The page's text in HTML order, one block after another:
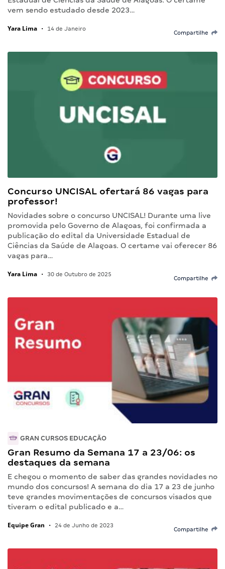
vem sendo estudado desde 2023…
Yara Lima • 14 de Janeiro
Compartilhe
Concurso UNCISAL ofertará 86 vagas para
professor!
Novidades sobre o concurso UNCISAL! Durante uma live
promovida pelo Governo de Alagoas, foi confirmada a
publicação do edital da Universidade Estadual de
Ciências da Saúde de Alagoas. O certame vai oferecer 86
vagas para…
Yara Lima • 30 de Outubro de 2025
Compartilhe
GRAN CURSOS EDUCAÇÃO
Gran Resumo da Semana 17 a 23/06: os
destaques da semana
E chegou o momento de saber das grandes novidades no
mundo dos concursos! A semana do dia 17 a 23 de junho
teve grandes movimentações de concursos visados que
tiveram o edital publicado e a…
Equipe Gran • 24 de Junho de 2023
Compartilhe